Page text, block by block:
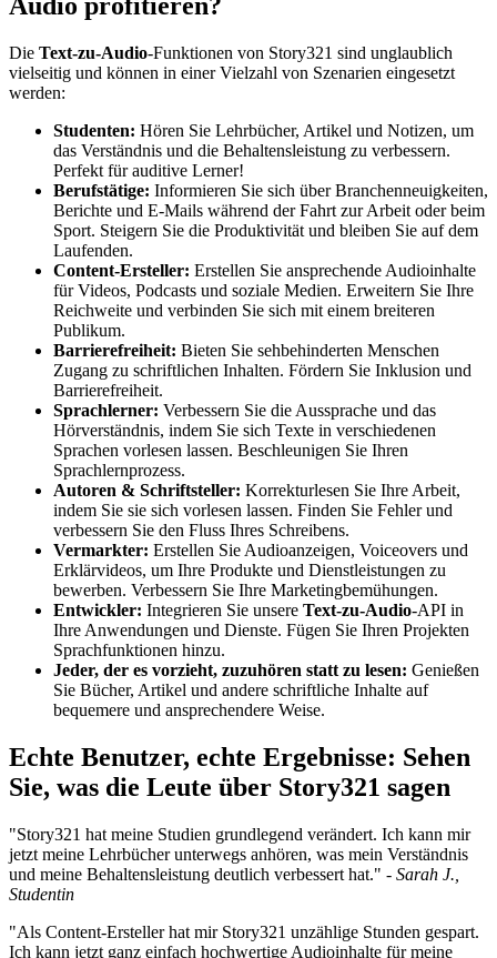
Die Text-zu-Audio-Funktionen von Story321 sind unglaublich
vielseitig und können in einer Vielzahl von Szenarien eingesetzt
werden:
Studenten: Hören Sie Lehrbücher, Artikel und Notizen, um
das Verständnis und die Behaltensleistung zu verbessern.
Perfekt für auditive Lerner!
Berufstätige: Informieren Sie sich über Branchenneuigkeiten,
Berichte und E-Mails während der Fahrt zur Arbeit oder beim
Sport. Steigern Sie die Produktivität und bleiben Sie auf dem
Laufenden.
Content-Ersteller: Erstellen Sie ansprechende Audioinhalte
für Videos, Podcasts und soziale Medien. Erweitern Sie Ihre
Reichweite und verbinden Sie sich mit einem breiteren
Publikum.
Barrierefreiheit: Bieten Sie sehbehinderten Menschen
Zugang zu schriftlichen Inhalten. Fördern Sie Inklusion und
Barrierefreiheit.
Sprachlerner: Verbessern Sie die Aussprache und das
Hörverständnis, indem Sie sich Texte in verschiedenen
Sprachen vorlesen lassen. Beschleunigen Sie Ihren
Sprachlernprozess.
Autoren & Schriftsteller: Korrekturlesen Sie Ihre Arbeit,
indem Sie sie sich vorlesen lassen. Finden Sie Fehler und
verbessern Sie den Fluss Ihres Schreibens.
Vermarkter: Erstellen Sie Audioanzeigen, Voiceovers und
Erklärvideos, um Ihre Produkte und Dienstleistungen zu
bewerben. Verbessern Sie Ihre Marketingbemühungen.
Entwickler: Integrieren Sie unsere Text-zu-Audio-API in
Ihre Anwendungen und Dienste. Fügen Sie Ihren Projekten
Sprachfunktionen hinzu.
Jeder, der es vorzieht, zuzuhören statt zu lesen: Genießen
Sie Bücher, Artikel und andere schriftliche Inhalte auf
bequemere und ansprechendere Weise.
Echte Benutzer, echte Ergebnisse: Sehen
Sie, was die Leute über Story321 sagen
"Story321 hat meine Studien grundlegend verändert. Ich kann mir
jetzt meine Lehrbücher unterwegs anhören, was mein Verständnis
und meine Behaltensleistung deutlich verbessert hat." - Sarah J.,
Studentin
"Als Content-Ersteller hat mir Story321 unzählige Stunden gespart.
Ich kann jetzt ganz einfach hochwertige Audioinhalte für meine